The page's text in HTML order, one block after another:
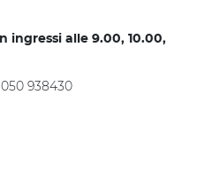
ingressi alle 9.00, 10.00,
938430